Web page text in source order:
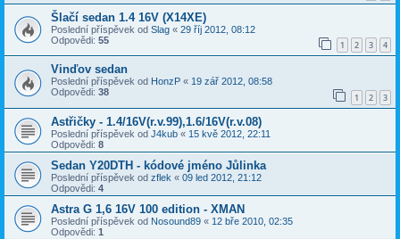
Šlačí sedan 1.4 16V (X14XE)
Poslední příspěvek od Slag « 29 říj 2012, 08:12
Odpovědi: 55 1 2 3 4
Vinďov sedan
Poslední příspěvek od HonzP « 19 zář 2012, 08:58
Odpovědi: 38 1 2 3
Astřičky - 1.4/16V(r.v.99),1.6/16V(r.v.08)
Poslední příspěvek od J4kub « 15 kvě 2012, 22:11
Odpovědi: 8
Sedan Y20DTH - kódové jméno Jůlinka
Poslední příspěvek od zflek « 09 led 2012, 21:12
Odpovědi: 4
Astra G 1,6 16V 100 edition - XMAN
Poslední příspěvek od Nosound89 « 12 bře 2010, 02:35
Odpovědi: 1